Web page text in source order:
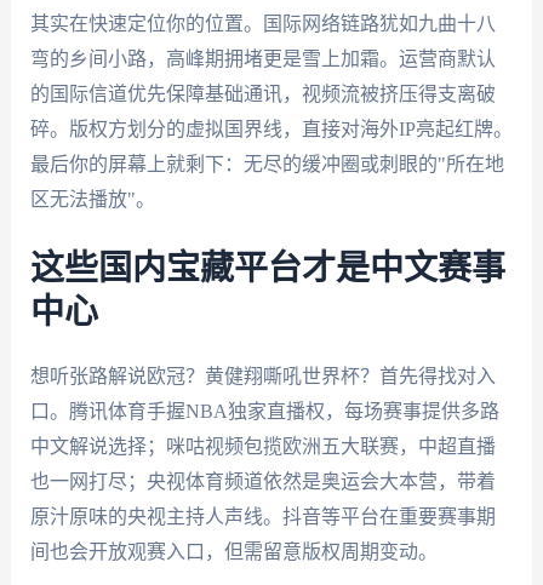
其实在快速定位你的位置。国际网络链路犹如九曲十八
弯的乡间小路，高峰期拥堵更是雪上加霜。运营商默认
的国际信道优先保障基础通讯，视频流被挤压得支离破
碎。版权方划分的虚拟国界线，直接对海外IP亮起红牌。
最后你的屏幕上就剩下：无尽的缓冲圈或刺眼的"所在地
区无法播放"。
这些国内宝藏平台才是中文赛事
中心
想听张路解说欧冠？黄健翔嘶吼世界杯？首先得找对入
口。腾讯体育手握NBA独家直播权，每场赛事提供多路
中文解说选择；咪咕视频包揽欧洲五大联赛，中超直播
也一网打尽；央视体育频道依然是奥运会大本营，带着
原汁原味的央视主持人声线。抖音等平台在重要赛事期
间也会开放观赛入口，但需留意版权周期变动。